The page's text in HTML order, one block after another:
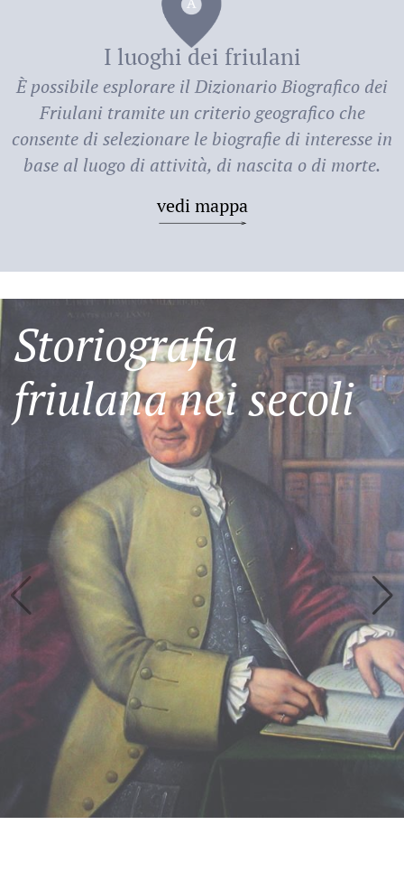
dei
Friulani
I luoghi dei friulani
È possibile esplorare ilDizionario Biografico dei
Friulani tramite un criterio geografico che
consente di selezionare le biografie di interesse in
base al luogo di attività, di nascita o di morte.
vedi mappa
Storiografia
friulana nei secoli